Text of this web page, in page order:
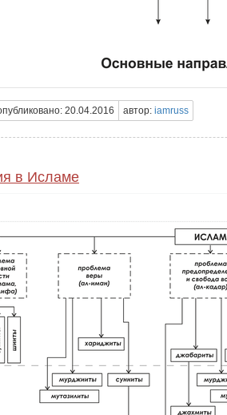
20.04.2016 автор: iamruss
в Исламе